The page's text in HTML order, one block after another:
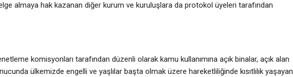
almaya hak kazanan diğer kurum ve kuruluşlara da protokol üyeleri tarafından
komisyonları tarafından düzenli olarak kamu kullanımına açık binalar, açık alan
ülkemizde engelli ve yaşlılar başta olmak üzere hareketliliğinde kısıtlılık yaşayan